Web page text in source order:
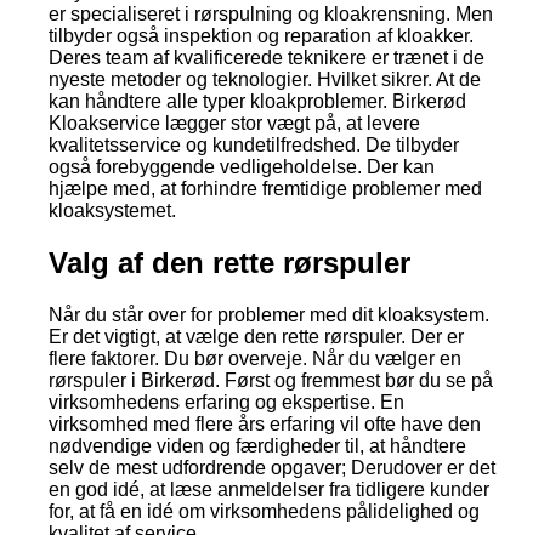
er specialiseret i rørspulning og kloakrensning. Men
tilbyder også inspektion og reparation af kloakker.
Deres team af kvalificerede teknikere er trænet i de
nyeste metoder og teknologier. Hvilket sikrer. At de
kan håndtere alle typer kloakproblemer. Birkerød
Kloakservice lægger stor vægt på, at levere
kvalitetsservice og kundetilfredshed. De tilbyder
også forebyggende vedligeholdelse. Der kan
hjælpe med, at forhindre fremtidige problemer med
kloaksystemet.
Valg af den rette rørspuler
Når du står over for problemer med dit kloaksystem.
Er det vigtigt, at vælge den rette rørspuler. Der er
flere faktorer. Du bør overveje. Når du vælger en
rørspuler i Birkerød. Først og fremmest bør du se på
virksomhedens erfaring og ekspertise. En
virksomhed med flere års erfaring vil ofte have den
nødvendige viden og færdigheder til, at håndtere
selv de mest udfordrende opgaver; Derudover er det
en god idé, at læse anmeldelser fra tidligere kunder
for, at få en idé om virksomhedens pålidelighed og